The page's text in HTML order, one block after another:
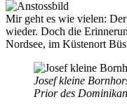
Mir geht es wie vielen:
wieder. Doch die
Nordsee, im Küstenort
Josef kleine
Prior des